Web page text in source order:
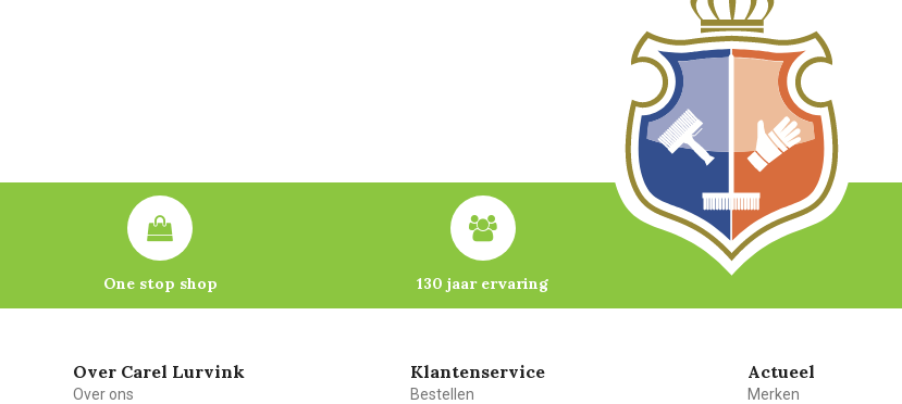
One stop shop 130 jaar ervaring
Over Carel Lurvink
Over ons
Klantenservice
Bestellen
Actueel
Merken